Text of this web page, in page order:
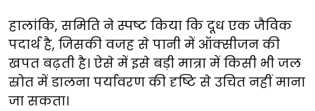
हालांकि, समिति ने स्पष्ट किया कि दूध एक जैविक
पदार्थ है, जिसकी वजह से पानी में ऑक्सीजन की
खपत बढ़ती है। ऐसे में इसे बड़ी मात्रा में किसी भी जल
स्रोत में डालना पर्यावरण की दृष्टि से उचित नहीं माना
जा सकता।